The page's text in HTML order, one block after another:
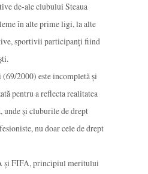
de-ale clubului Steaua
în alte prime ligi, la alte
sportivii participanți fiind
2000) este incompletă și
pentru a reflecta realitatea
unde și cluburile de drept
nu doar cele de drept
și FIFA, principiul meritului